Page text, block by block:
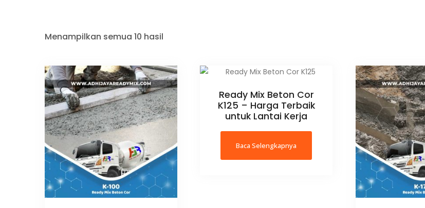
Menampilkan semua 10 hasil
Ready Mix Beton Cor
K125 – Harga Terbaik
untuk Lantai Kerja
Baca Selengkapnya